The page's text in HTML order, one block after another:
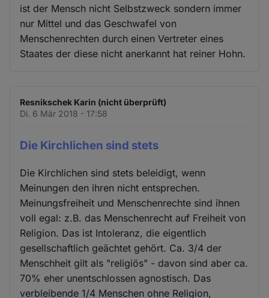
ist der Mensch nicht Selbstzweck sondern immer
nur Mittel und das Geschwafel von
Menschenrechten durch einen Vertreter eines
Staates der diese nicht anerkannt hat reiner Hohn.
Resnikschek Karin (nicht überprüft)
Di. 6 Mär 2018 - 17:58
Die Kirchlichen sind stets
Die Kirchlichen sind stets beleidigt, wenn
Meinungen den ihren nicht entsprechen.
Meinungsfreiheit und Menschenrechte sind ihnen
voll egal: z.B. das Menschenrecht auf Freiheit von
Religion. Das ist Intoleranz, die eigentlich
gesellschaftlich geächtet gehört. Ca. 3/4 der
Menschheit gilt als "religiös" - davon sind aber ca.
70% eher unentschlossen agnostisch. Das
verbleibende 1/4 Menschen ohne Religion,